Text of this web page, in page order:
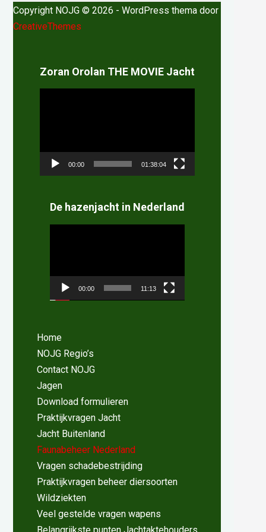
Copyright NOJG © 2026 - WordPress thema door
CreativeThemes
Zoran Orolan THE MOVIE Jacht
00:00 01:38:04
De hazenjacht in Nederland
00:00 11:13
Home
NOJG Regio’s
Contact NOJG
Jagen
Download formulieren
Praktijkvragen Jacht
Jacht Buitenland
Faunabeheer Nederland
Vragen schadebestrijding
Praktijkvragen beheer diersoorten
Wildziekten
Veel gestelde vragen wapens